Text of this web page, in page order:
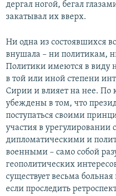
дергал ногой, бегал
закатывал их вверх.
Ни одна из состоявшихся
внушала – ни политикам,
Политики имеются в виду
в той или иной степени
Сирии и влияет на нее. По
убеждены в том, что
поступаться своими
участия в урегулировании
дипломатическими и
военными – само собой
геополитических
существует весьма
если проследить